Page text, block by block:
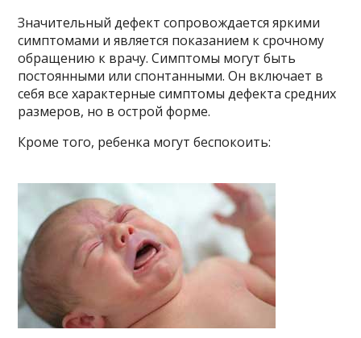
Значительный дефект сопровождается яркими
симптомами и является показанием к срочному
обращению к врачу. Симптомы могут быть
постоянными или спонтанными. Он включает в
себя все характерные симптомы дефекта средних
размеров, но в острой форме.
Кроме того, ребенка могут беспокоить: